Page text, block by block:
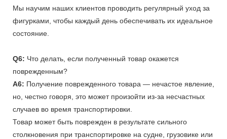
Мы научим наших клиентов проводить регулярный уход за
фигурками, чтобы каждый день обеспечивать их идеальное
состояние.
Q6: Что делать, если полученный товар окажется
поврежденным?
A6: Получение поврежденного товара — нечастое явление,
но, честно говоря, это может произойти из-за несчастных
случаев во время транспортировки.
Товар может быть поврежден в результате сильного
столкновения при транспортировке на судне, грузовике или